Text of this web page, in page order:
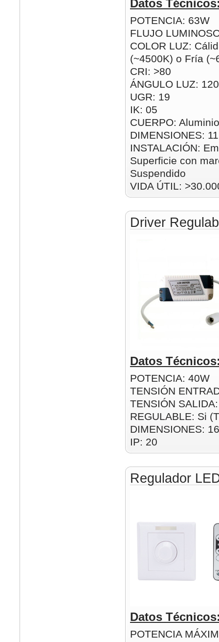
Datos
POTENCIA: 63W
FLUJO
COLOR LUZ:
(~4500K) o Fría
CRI: >80
ÁNGULO LUZ:
UGR: 19
IK: 05
CUERPO:
DIMENSIONES:
INSTALACIÓN:
Superficie con
Suspendido
VIDA ÚTIL:
Driver
Datos
POTENCIA: 40W
TENSIÓN
TENSIÓN
REGULABLE: Si
DIMENSIONES:
IP: 20
Regulador
Datos
POTENCIA